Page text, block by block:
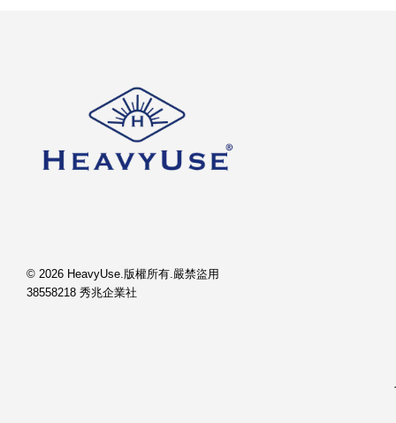
© 2026 HeavyUse.版權所有.嚴禁盜用
38558218 秀兆企業社